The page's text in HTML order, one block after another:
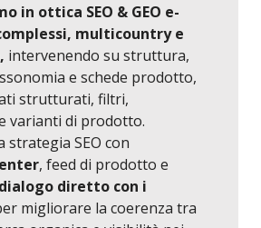
in ottica SEO & GEO e-
multicountry e
intervenendo su struttura,
e schede prodotto,
strutturati, filtri,
varianti di prodotto.
strategia SEO con
, feed di prodotto e
dialogo diretto con i
migliorare la coerenza tra